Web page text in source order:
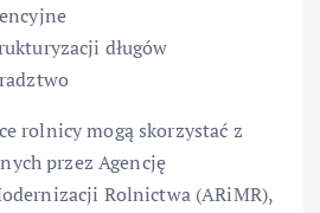
długów
rolnicy mogą skorzystać z
przez Agencję
Rolnictwa (ARiMR),